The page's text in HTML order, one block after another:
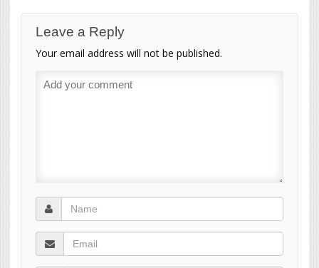
Leave a Reply
Your email address will not be published.